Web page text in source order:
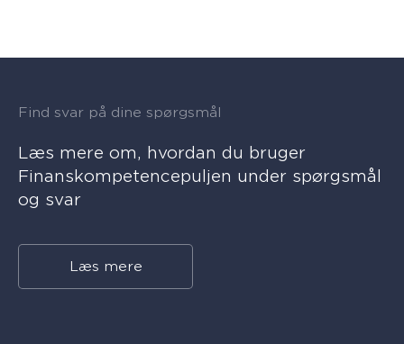
Find svar på dine spørgsmål
Læs mere om, hvordan du bruger
Finanskompetencepuljen under spørgsmål
og svar
Læs mere